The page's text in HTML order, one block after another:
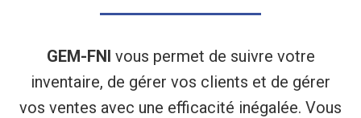
GEM-FNI vous permet de suivre votre
inventaire, de gérer vos clients et de gérer
vos ventes avec une efficacité inégalée. Vous